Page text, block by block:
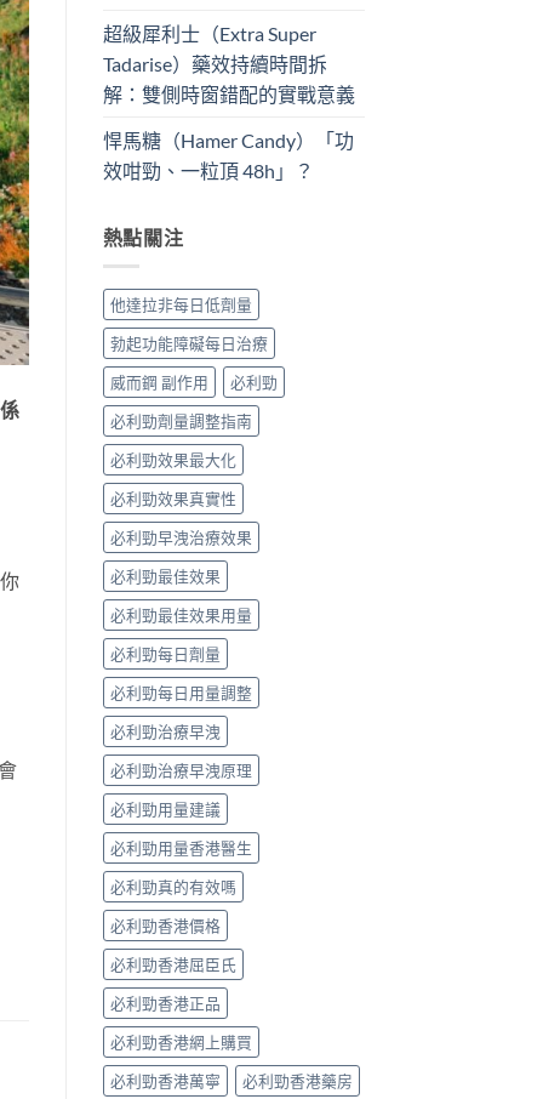
超級犀利士（Extra Super
Tadarise）藥效持續時間拆
解：雙側時窗錯配的實戰意義
悍馬糖（Hamer Candy）「功
效咁勁、一粒頂 48h」？
熱點關注
他達拉非每日低劑量
勃起功能障礙每日治療
威而鋼 副作用
必利勁
必利勁劑量調整指南
必利勁效果最大化
必利勁效果真實性
必利勁早洩治療效果
必利勁最佳效果
必利勁最佳效果用量
必利勁每日劑量
必利勁每日用量調整
必利勁治療早洩
必利勁治療早洩原理
必利勁用量建議
必利勁用量香港醫生
必利勁真的有效嗎
必利勁香港價格
必利勁香港屈臣氏
必利勁香港正品
必利勁香港網上購買
必利勁香港萬寧
必利勁香港藥房